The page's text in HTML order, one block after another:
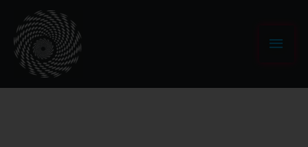
Inhalt
springen